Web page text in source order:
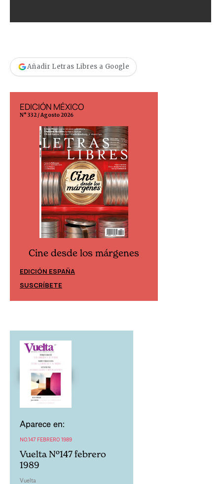
Añadir Letras Libres a Google
EDICIÓN MÉXICO
N° 332 / Agosto 2026
Cine desde los márgenes
EDICIÓN ESPAÑA
SUSCRÍBETE
Aparece en:
NO.147 FEBRERO 1989
Vuelta Nº147 febrero
1989
Vuelta